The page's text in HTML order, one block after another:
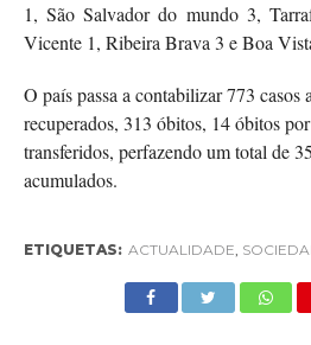
1, São Salvador do mundo 3,
Vicente 1, Ribeira Brava 3 e Boa
O país passa a contabilizar 773 casos
recuperados, 313 óbitos, 14 óbitos
transferidos, perfazendo um total de
acumulados.
ETIQUETAS: ACTUALIDADE,